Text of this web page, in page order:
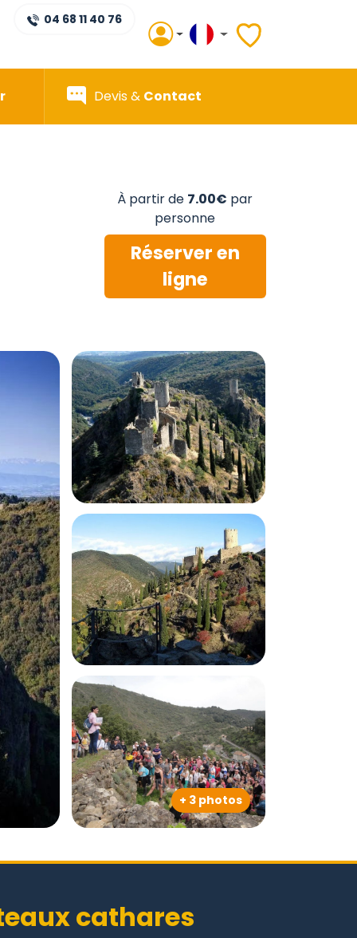
04 68 11 40 76
Devis & Contact
À partir de 7.00€ par
personne
Réserver en
ligne
+ 3 photos
cathares